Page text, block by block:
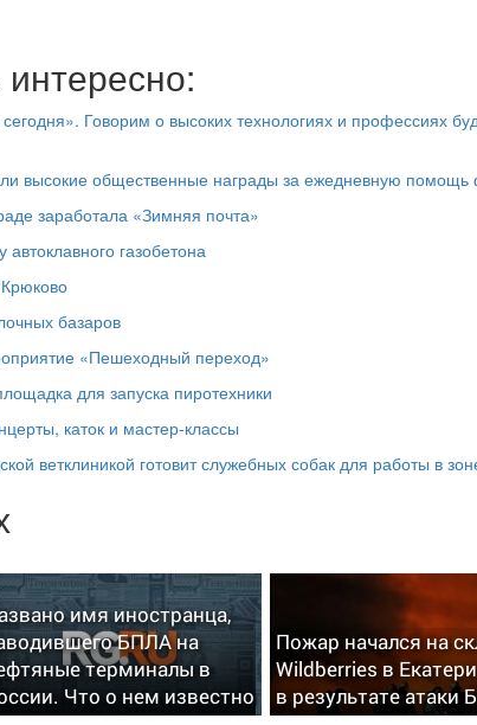
Говорим о высоких технологиях и профессиях
высокие общественные награды за ежедневную помощь
заработала «Зимняя почта»
газобетона
базаров
«Пешеходный переход»
для запуска пиротехники
каток и мастер‑классы
ветклиникой готовит служебных собак для работы в
имя иностранца,
БПЛА на
терминалы в
Что о нем известно
Пожар начался на
Wildberries в
в результате атаки